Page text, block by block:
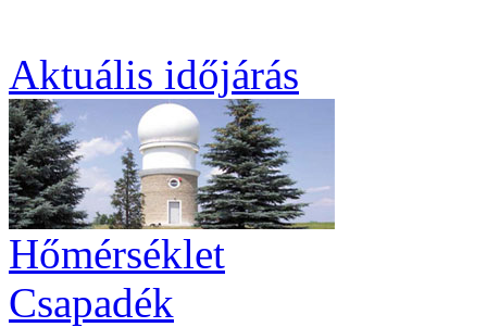
Aktuális időjárás
Hőmérséklet
Csapadék